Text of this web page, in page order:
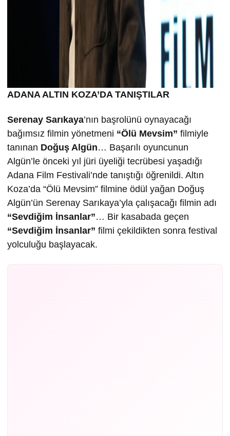
ADANA ALTIN KOZA’DA TANIŞTILAR
Serenay Sarıkaya’nın başrolünü oynayacağı
bağımsız filmin yönetmeni “Ölü Mevsim” filmiyle
tanınan Doğuş Algün… Başarılı oyuncunun
Algün’le önceki yıl jüri üyeliği tecrübesi yaşadığı
Adana Film Festivali’nde tanıştığı öğrenildi. Altın
Koza’da “Ölü Mevsim” filmine ödül yağan Doğuş
Algün’ün Serenay Sarıkaya’yla çalışacağı filmin adı
“Sevdiğim İnsanlar”… Bir kasabada geçen
“Sevdiğim İnsanlar” filmi çekildikten sonra festival
yolculuğu başlayacak.